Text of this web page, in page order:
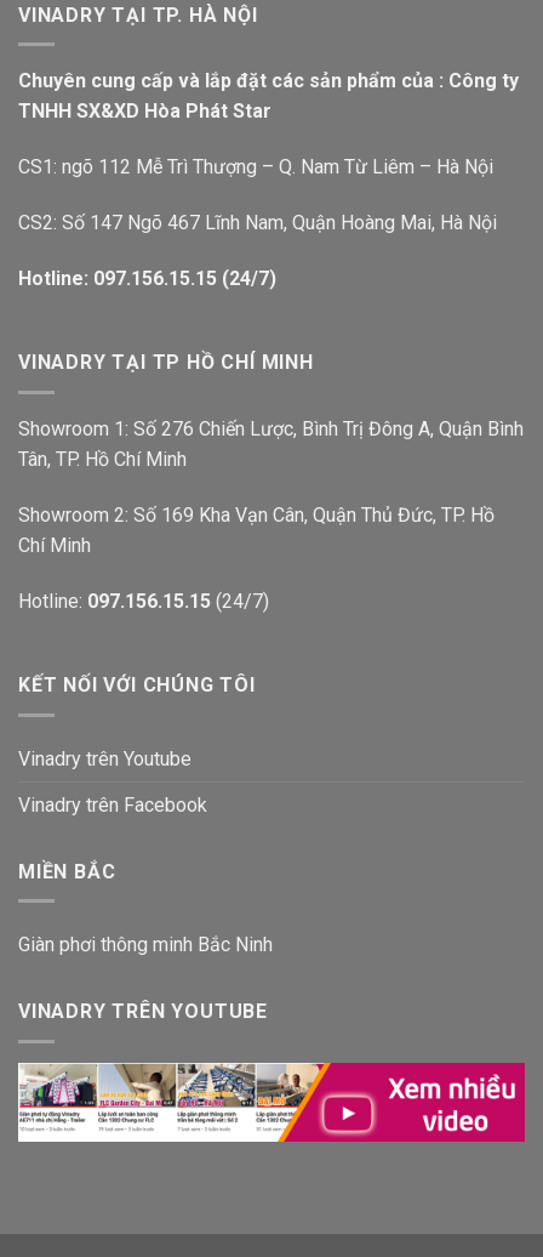
VINADRY TẠI TP. HÀ NỘI
Chuyên cung cấp và lắp đặt các sản phẩm của : Công ty
TNHH SX&XD Hòa Phát Star
CS1: ngõ 112 Mễ Trì Thượng – Q. Nam Từ Liêm – Hà Nội
CS2: Số 147 Ngõ 467 Lĩnh Nam, Quận Hoàng Mai, Hà Nội
Hotline: 097.156.15.15 (24/7)
VINADRY TẠI TP HỒ CHÍ MINH
Showroom 1: Số 276 Chiến Lược, Bình Trị Đông A, Quận Bình
Tân, TP. Hồ Chí Minh
Showroom 2: Số 169 Kha Vạn Cân, Quận Thủ Đức, TP. Hồ
Chí Minh
Hotline: 097.156.15.15 (24/7)
KẾT NỐI VỚI CHÚNG TÔI
Vinadry trên Youtube
Vinadry trên Facebook
MIỀN BẮC
Giàn phơi thông minh Bắc Ninh
VINADRY TRÊN YOUTUBE